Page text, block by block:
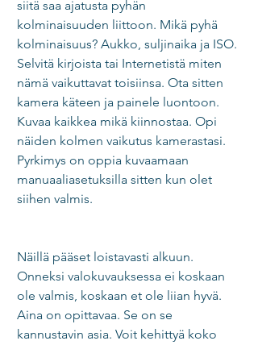
siitä saa ajatusta pyhän
kolminaisuuden liittoon. Mikä pyhä
kolminaisuus? Aukko, suljinaika ja ISO.
Selvitä kirjoista tai Internetistä miten
nämä vaikuttavat toisiinsa. Ota sitten
kamera käteen ja painele luontoon.
Kuvaa kaikkea mikä kiinnostaa. Opi
näiden kolmen vaikutus kamerastasi.
Pyrkimys on oppia kuvaamaan
manuaaliasetuksilla sitten kun olet
siihen valmis.
Näillä pääset loistavasti alkuun.
Onneksi valokuvauksessa ei koskaan
ole valmis, koskaan et ole liian hyvä.
Aina on opittavaa. Se on se
kannustavin asia. Voit kehittyä koko